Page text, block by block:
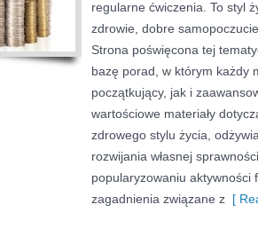
regularne ćwiczenia. To styl
zdrowie, dobre
Strona poświęcona tej
bazę porad, w którym każdy
początkujący, jak i
wartościowe materiały
zdrowego stylu życia,
rozwijania własnej
popularyzowaniu aktywności
zagadnienia związane z [